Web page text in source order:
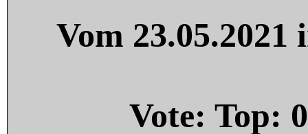
Vom
Vote: Top: 0